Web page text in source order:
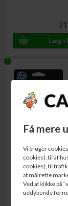
Få mere
Vi bruger
cookies), til at
cookies), til
at målrette
Ved at klikke på
uddybende
HP No. 953
900 sider